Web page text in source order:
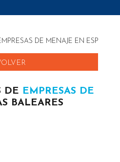
DE MENAJE EN ESPAÑA
DE EMPRESAS DE
BALEARES